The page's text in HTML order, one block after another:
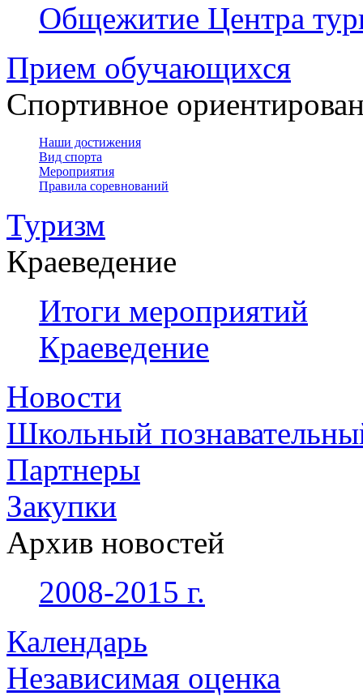
Общежитие Центра
Прием обучающихся
Спортивное
Наши достижения
Вид спорта
Мероприятия
Правила соревнований
Туризм
Краеведение
Итоги мероприятий
Краеведение
Новости
Школьный
Партнеры
Закупки
Архив новостей
2008-2015 г.
Календарь
Независимая оценка